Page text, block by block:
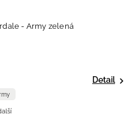
- Army zelená
Detail